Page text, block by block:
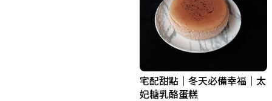
宅配甜點｜冬天必備幸福｜太
妃糖乳酪蛋糕